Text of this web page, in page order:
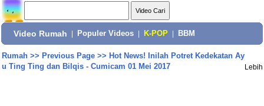
Video Rumah Populer Videos K-POP BBM
Rumah>> Previous Page>> Hot News! Inilah Potret Kedekatan Ay
u Ting Ting dan Bilqis - Cumicam 01 Mei 2017
Lebih